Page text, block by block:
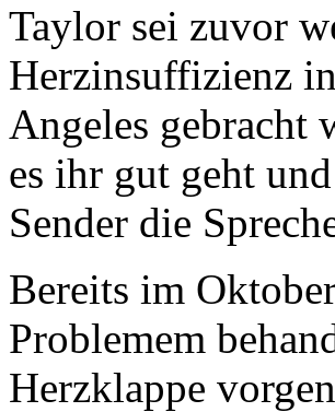
Taylor sei zuvor
Herzinsuffizienz
Angeles gebracht
es ihr gut geht
Sender die
Bereits im
Problemem
Herzklappe